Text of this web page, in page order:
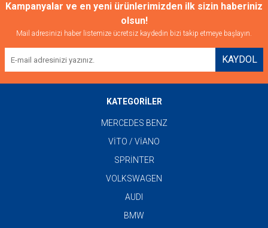
Kampanyalar ve en yeni ürünlerimizden ilk sizin haberiniz
olsun!
Mail adresinizi haber listemize ücretsiz kaydedin bizi takip etmeye başlayın.
KAYDOL
KATEGORİLER
MERCEDES BENZ
VİTO / VİANO
SPRİNTER
VOLKSWAGEN
AUDI
BMW